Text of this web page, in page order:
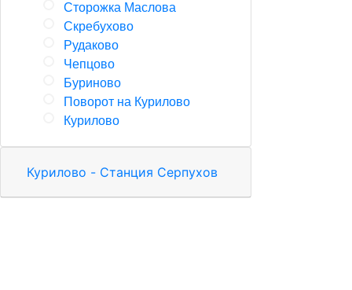
Сторожка Маслова
Скребухово
Рудаково
Чепцово
Буриново
Поворот на Курилово
Курилово
Курилово - Станция Серпухов